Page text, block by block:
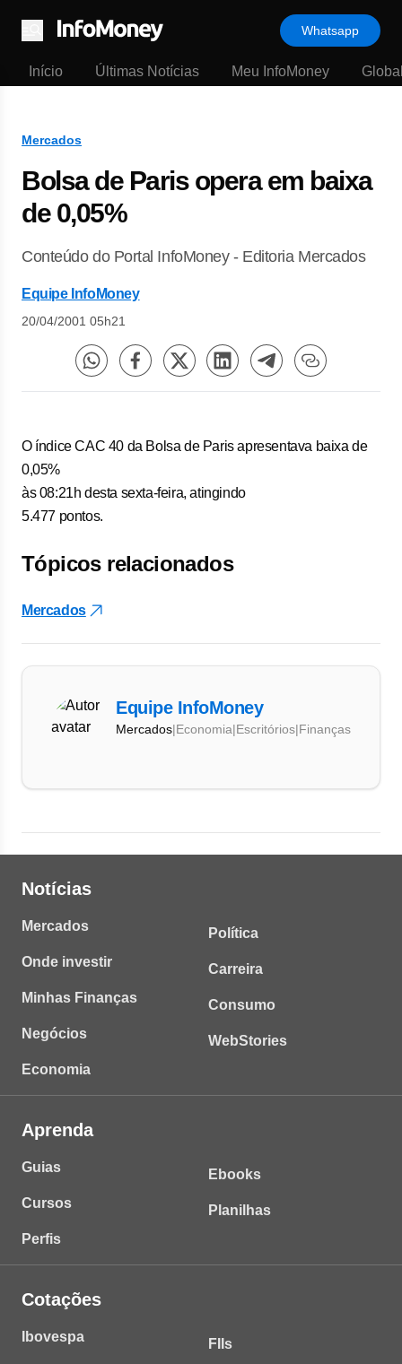
Menu
Whatsapp
Início Últimas Notícias Meu InfoMoney
Mercados
Bolsa de Paris opera em baixa
de 0,05%
Conteúdo do Portal InfoMoney - Editoria Mercados
Equipe InfoMoney
20/04/2001 05h21
O índice CAC 40 da Bolsa de Paris apresentava baixa de
0,05%
às 08:21h desta sexta-feira, atingindo
5.477 pontos.
Tópicos relacionados
Mercados
Equipe InfoMoney
Mercados|Economia|Escritórios|Finanças
Notícias
Mercados
Onde investir
Minhas Finanças
Negócios
Economia
Política
Carreira
Consumo
WebStories
Aprenda
Guias
Cursos
Perfis
Ebooks
Planilhas
Cotações
Ibovespa FIIs